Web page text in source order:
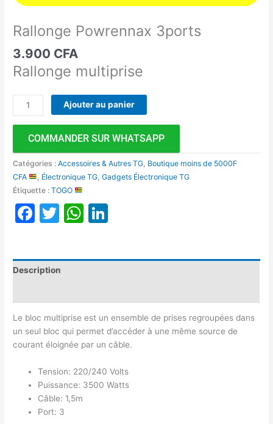
Rallonge Powrennax 3ports
3.900 CFA
Rallonge multiprise
Ajouter au panier
COMMANDER SUR WHATSAPP
Catégories :Accessoires & Autres TG Boutique moins de 5000F
CFA
Électronique TG ,Gadgets Électronique TG
Étiquette :TOGO
Facebook
TwitterWhatsApp
Description
Le bloc multiprise est un ensemble de prises regroupées dans
un seul bloc qui permet d’accéder à une même source de
courant éloignée par un câble.
Tension: 220/240 Volts
Puissance: 3500 Watts
Câble: 1,5m
Port: 3